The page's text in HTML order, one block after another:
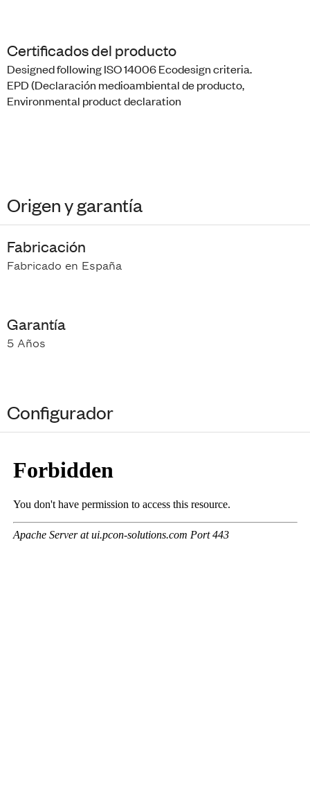
Certificados del producto
Designed followingISO 14006Ecodesign criteria.
EPD(Declaración medioambiental de producto,
Environmental product declaration
Origen y garantía
Fabricación
Fabricado en España
Garantía
5 Años
Configurador